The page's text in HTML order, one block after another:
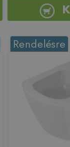
Rendelésre